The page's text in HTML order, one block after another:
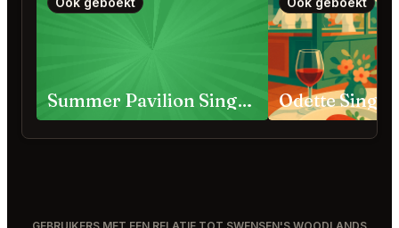
Summer Pavilion Singapore Odette